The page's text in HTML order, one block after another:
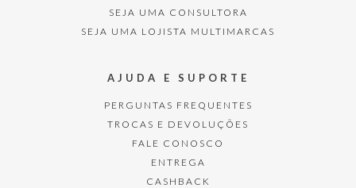
SEJA UMA CONSULTORA
SEJA UMA LOJISTA MULTIMARCAS
AJUDA E SUPORTE
PERGUNTAS FREQUENTES
TROCAS E DEVOLUÇÕES
FALE CONOSCO
ENTREGA
CASHBACK